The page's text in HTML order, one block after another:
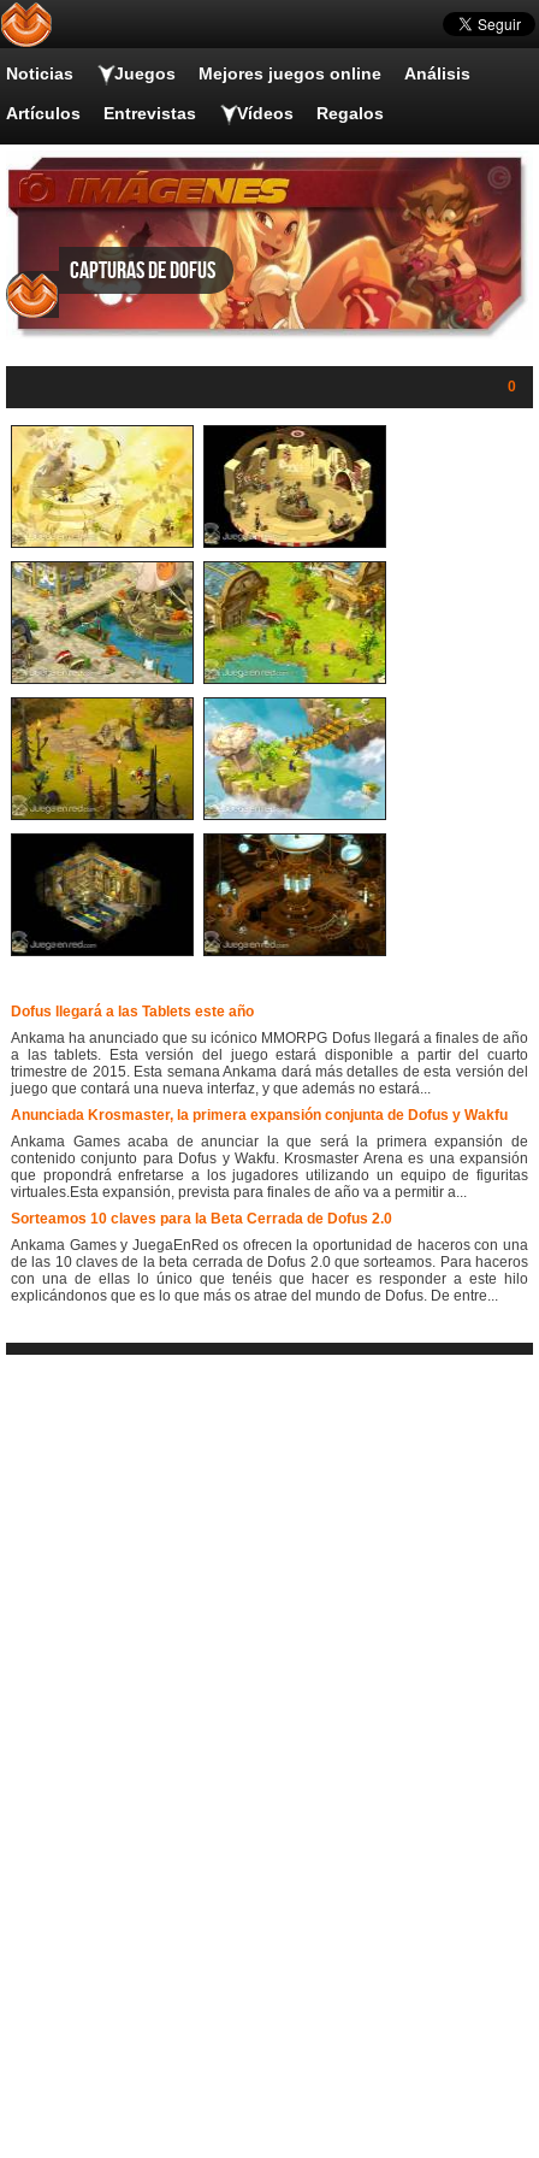
Noticias Juegos Mejores juegos online Análisis
Artículos Entrevistas Vídeos Regalos
Capturas de Dofus
0
Dofus llegará a las Tablets este año
Ankama ha anunciado que su icónico MMORPG Dofus llegará a finales de año
a las tablets. Esta versión del juego estará disponible a partir del cuarto
trimestre de 2015. Esta semana Ankama dará más detalles de esta versión del
juego que contará una nueva interfaz, y que además no estará...
Anunciada Krosmaster, la primera expansión conjunta de Dofus y Wakfu
Ankama Games acaba de anunciar la que será la primera expansión de
contenido conjunto para Dofus y Wakfu. Krosmaster Arena es una expansión
que propondrá enfretarse a los jugadores utilizando un equipo de figuritas
virtuales.Esta expansión, prevista para finales de año va a permitir a...
Sorteamos 10 claves para la Beta Cerrada de Dofus 2.0
Ankama Games y JuegaEnRed os ofrecen la oportunidad de haceros con una
de las 10 claves de la beta cerrada de Dofus 2.0 que sorteamos. Para haceros
con una de ellas lo único que tenéis que hacer es responder a este hilo
explicándonos que es lo que más os atrae del mundo de Dofus. De entre...